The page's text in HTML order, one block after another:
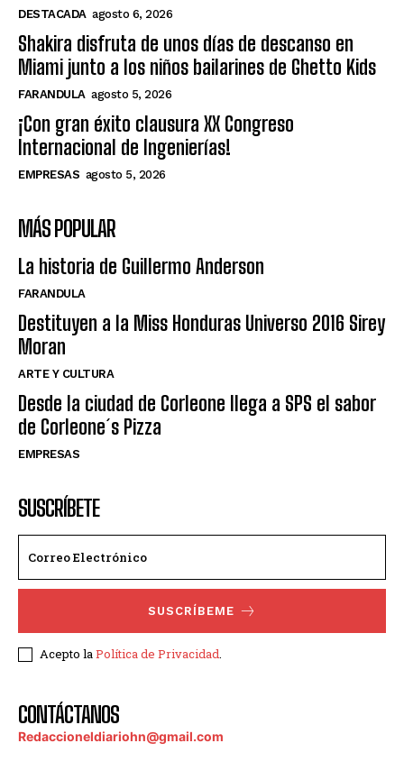
DESTACADA agosto 6, 2026
Shakira disfruta de unos días de descanso en
Miami junto a los niños bailarines de Ghetto Kids
FARANDULA agosto 5, 2026
¡Con gran éxito clausura XX Congreso
Internacional de Ingenierías!
EMPRESAS agosto 5, 2026
MÁS POPULAR
La historia de Guillermo Anderson
FARANDULA
Destituyen a la Miss Honduras Universo 2016 Sirey
Moran
ARTE Y CULTURA
Desde la ciudad de Corleone llega a SPS el sabor
de Corleone´s Pizza
EMPRESAS
SUSCRÍBETE
SUSCRÍBEME
Acepto laPolítica de Privacidad.
CONTÁCTANOS
Redaccioneldiariohn@gmail.com